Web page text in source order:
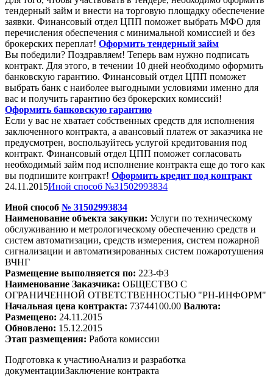
тендерный займ и внести на торговую площадку обеспечение
заявки. Финансовый отдел ЦПП поможет выбрать МФО для
перечисления обеспечения с минимальной комиссией и без
брокерских переплат! Оформить тендерный займ
Вы победили? Поздравляем! Теперь вам нужно подписать
контракт. Для этого, в течении 10 дней необходимо оформить
банковскую гарантию. Финансовый отдел ЦПП поможет
выбрать банк с наиболее выгодными условиями именно для
вас и получить гарантию без брокерских комиссий!
Оформить банковскую гарантию
Если у вас не хватает собственных средств для исполнения
заключенного контракта, а авансовый платеж от заказчика не
предусмотрен, воспользуйтесь услугой кредитования под
контракт. Финансовый отдел ЦПП поможет согласовать
необходимый займ под исполнение контракта еще до того как
вы подпишите контракт! Оформить кредит под контракт
24.11.2015Иной способ №31502993834
Иной способ № 31502993834
Наименование объекта закупки: Услуги по техническому
обслуживанию и метрологическому обеспечению средств и
систем автоматизации, средств измерения, систем пожарной
сигнализации и автоматизированных систем пожаротушения
ВЧНГ
Размещение выполняется по: 223-ФЗ
Наименование Заказчика: ОБЩЕСТВО С
ОГРАНИЧЕННОЙ ОТВЕТСТВЕННОСТЬЮ "РН-ИНФОРМ"
Начальная цена контракта: 73744100.00 Валюта:
Размещено: 24.11.2015
Обновлено: 15.12.2015
Этап размещения: Работа комиссии
Подготовка к участиюАнализ и разработка
документацииЗаключение контракта